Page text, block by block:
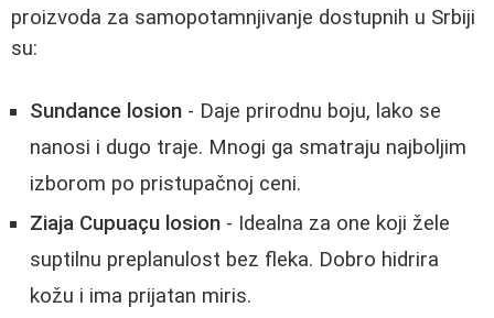
proizvoda za samopotamnjivanje dostupnih u Srbiji
su:
Sundance losion - Daje prirodnu boju, lako se
nanosi i dugo traje. Mnogi ga smatraju najboljim
izborom po pristupačnoj ceni.
Ziaja Cupuaçu losion - Idealna za one koji žele
suptilnu preplanulost bez fleka. Dobro hidrira
kožu i ima prijatan miris.